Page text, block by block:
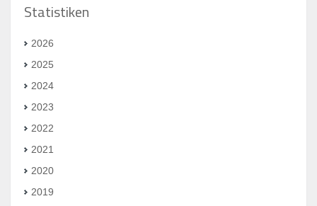
Statistiken
2026
2025
2024
2023
2022
2021
2020
2019